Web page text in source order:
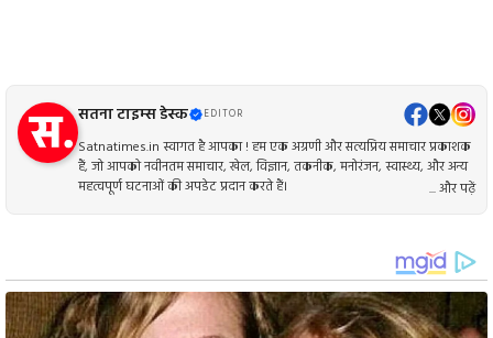
सतना टाइम्स डेस्क EDITOR
Satnatimes.in स्वागत है आपका ! हम एक अग्रणी और सत्यप्रिय समाचार प्रकाशक
हैं, जो आपको नवीनतम समाचार, खेल, विज्ञान, तकनीक, मनोरंजन, स्वास्थ्य, और अन्य
महत्वपूर्ण घटनाओं की अपडेट प्रदान करते हैं।
... और पढ़ें